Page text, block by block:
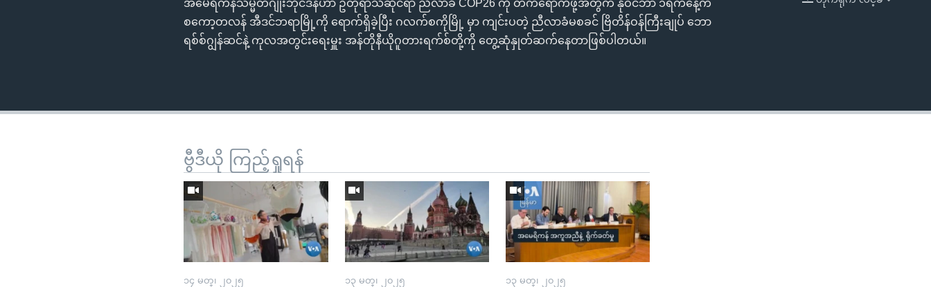
EMBED
အမေရိကန်သမ္မတဂျိုးဘိုင်ဒန်ဟာ ဥတုရာသီဆိုင်ရာ ညီလာခံ COP26 ကို တက်ရောက်ဖို့အတွက် နိုဝင်ဘာ ၁ရက်နေ့က
စကော့တလန် အီဒင်ဘရာမြို့ကို ရောက်ရှိခဲ့ပြီး ဂလက်စကိုမြို့ မှာ ကျင်းပတဲ့ ညီလာခံမစခင် ဗြိတိန်ဝန်ကြီးချုပ် ဘော
ရစ်စ်ဂျွန်ဆင်နဲ့ ကုလအတွင်းရေးမှူး အန်တိုနီယိုဂူတားရက်စ်တို့ကို တွေ့ဆုံနှုတ်ဆက်နေတာဖြစ်ပါတယ်။
ဗွီဒီယို ကြည့်ရှုရန်
၁၄ မတ္၊ ၂၀၂၅ ၁၃ မတ္၊ ၂၀၂၅ ၁၃ မတ္၊ ၂၀၂၅